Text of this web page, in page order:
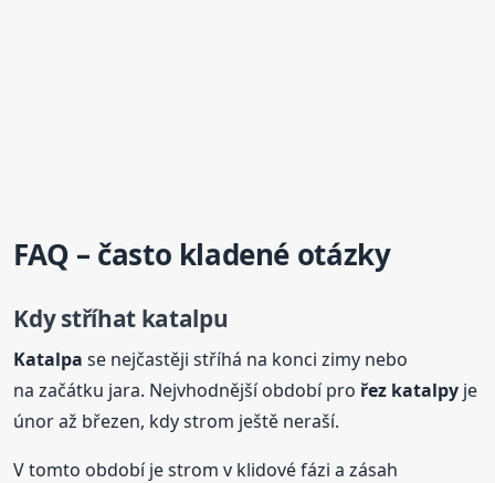
FAQ – často kladené otázky
Kdy stříhat katalpu
Katalpa se nejčastěji stříhá na konci zimy nebo
na začátku jara. Nejvhodnější období prořez katalpy je
únor až březen, kdy strom ještě neraší.
V tomto období je strom v klidové fázi a zásah